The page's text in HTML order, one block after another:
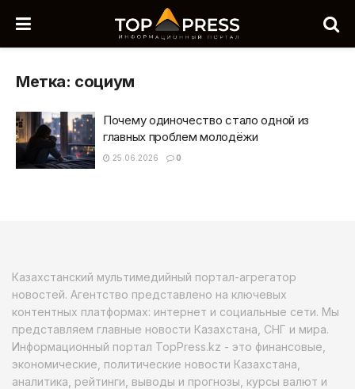
Метка: социум
Почему одиночество стало одной из
главных проблем молодёжи
25.06.2026 0
Казахстанский мультимедийный портал-агрегатор
новостей. Агентство представлено на ключевых
контентных платформах: интернет и социальные сети. Мы
представляем главные новости Казахстана, СНГ и мира.
Информационный портал TopPress.kz - это финансовые,
экономические, политические новости Казахстана,
аналитика, рейтинги, выводы и прогнозы, курсы валют и